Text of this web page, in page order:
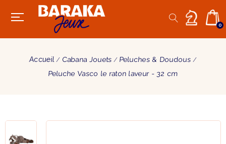
0
Accueil Cabana Jouets
Peluches & Doudous
Peluche Vasco le raton laveur - 32 cm